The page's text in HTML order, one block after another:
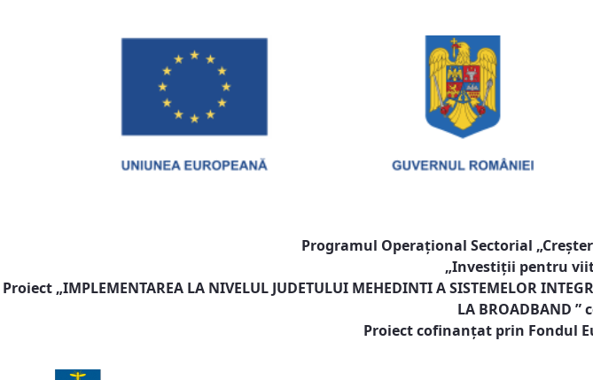
Programul Operaţional Sectorial
„Investiţii pentru
Proiect „IMPLEMENTAREA LA NIVELUL JUDETULUI MEHEDINTI A SISTEMELOR
LA BROADBAND ”
Proiect cofinanţat prin Fondul